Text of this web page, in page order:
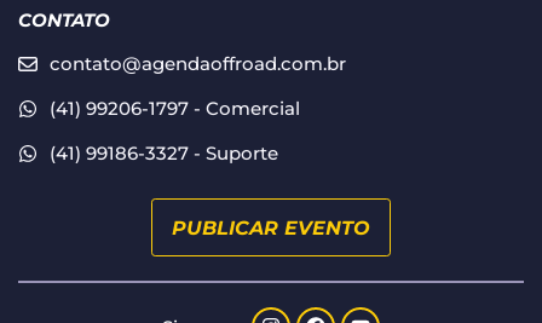
CONTATO
contato@agendaoffroad.com.br
(41) 99206-1797 - Comercial
(41) 99186-3327 - Suporte
PUBLICAR EVENTO